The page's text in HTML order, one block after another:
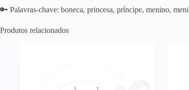
🔑 Palavras-chave: boneca, princesa, príncipe, menino,
Produtos relacionados